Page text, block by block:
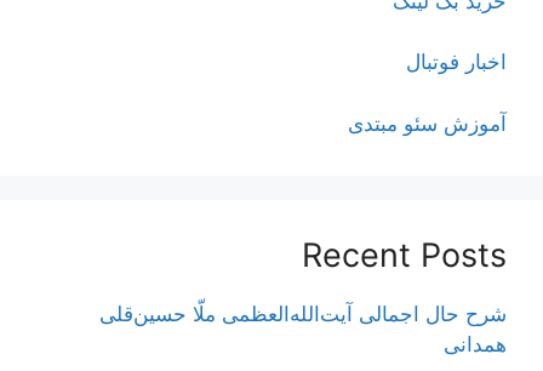
اخبار فوتبال
آموزش سئو مبتدی
Recent Posts
شرح حال اجمالی آیت‌الله‌العظمی ملّا حسین‌قلی
همدانی